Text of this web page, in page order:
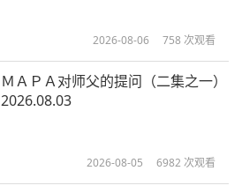
珍妮莉亚和瑞提希‧德希穆克（皆为
2026-08-06 758 次观看
ＭＡＰＡ对师父的提问（二集之一）
2026.08.03
2026-08-05 6982 次观看